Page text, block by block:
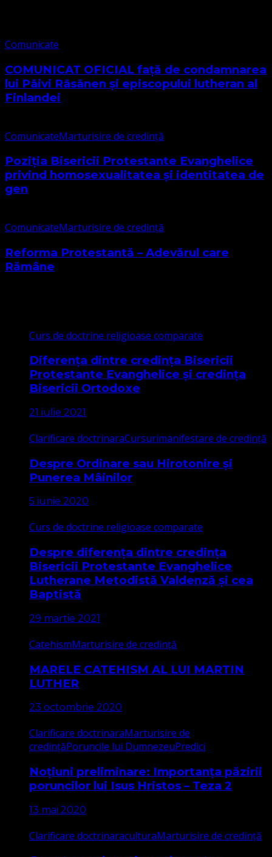
Comunicate
COMUNICAT OFICIAL față de condamnarea
lui Päivi Räsänen și episcopului lutheran al
Finlandei
ComunicateMarturisire de credință
Poziția Bisericii Protestante Evanghelice
privind homosexualitatea și identitatea de
gen
ComunicateMarturisire de credință
Reforma Protestantă – Adevărul care
Rămâne
Curs de doctrine religioase comparate
Diferența dintre credința Bisericii
Protestante Evanghelice și credința
Bisericii Ortodoxe
21 iulie 2021
Clarificare doctrinaraCursurimanifestare de credință
Despre Ordinare sau Hirotonire și
Punerea Mâinilor
5 iunie 2020
Curs de doctrine religioase comparate
Despre diferența dintre credința
Bisericii Protestante Evanghelice
Lutherane Metodistă Valdenză și cea
Baptistă
29 martie 2021
CatehismMarturisire de credință
MARELE CATEHISM AL LUI MARTIN
LUTHER
23 octombrie 2020
Clarificare doctrinaraMarturisire de
credințăPoruncile lui DumnezeuPredici
Noțiuni preliminare: Importanța păzirii
poruncilor lui Isus Hristos – Teza 2
13 mai 2020
Clarificare doctrinaraculturaMarturisire de credință